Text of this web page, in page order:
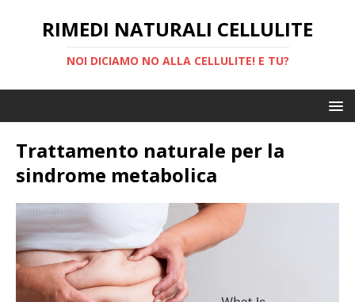
RIMEDI NATURALI CELLULITE
NOI DICIAMO NO ALLA CELLULITE! E TU?
Trattamento naturale per la
sindrome metabolica